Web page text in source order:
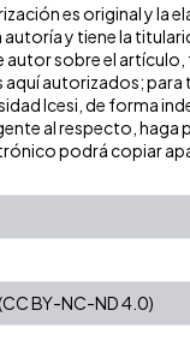
es original y la
y tiene la
sobre el artículo,
autorizados;
Icesi, de forma
al respecto,
podrá copiar
BY-NC-ND 4.0)